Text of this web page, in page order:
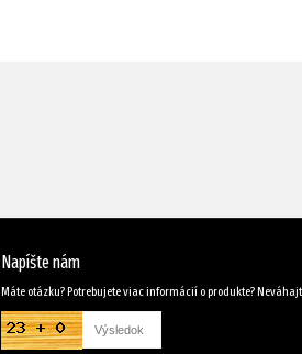
Napíšte nám
Máte otázku? Potrebujete viac informácií o produkte?